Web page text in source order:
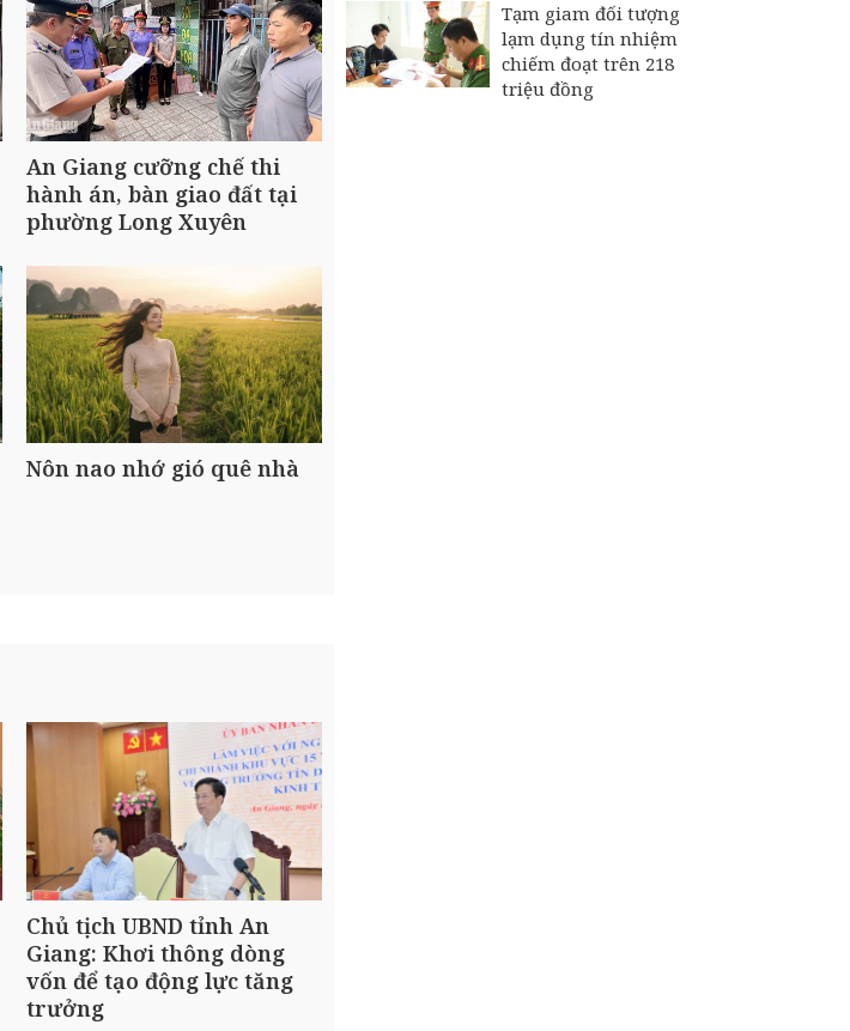
An Giang cưỡng chế thi
hành án, bàn giao đất tại
phường Long Xuyên
Nôn nao nhớ gió quê nhà
Chủ tịch UBND tỉnh An
Giang: Khơi thông dòng
vốn để tạo động lực tăng
trưởng
Tạm giam đối tượng
lạm dụng tín nhiệm
chiếm đoạt trên 218
triệu đồng